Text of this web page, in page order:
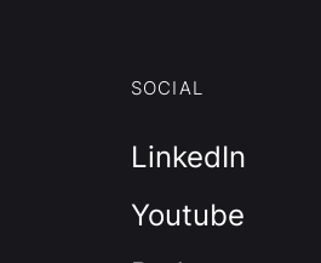
SOCIAL
LinkedIn
Youtube